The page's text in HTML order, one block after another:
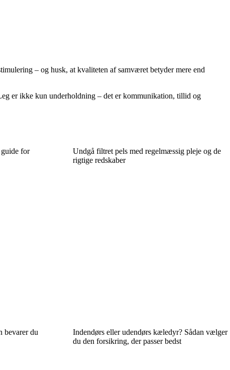
– og husk, at kvaliteten af samværet betyder mere end
er ikke kun underholdning – det er kommunikation, tillid og
for
Undgå filtret pels med regelmæssig pleje og de
rigtige redskaber
bevarer du
Indendørs eller udendørs kæledyr? Sådan vælger
du den forsikring, der passer bedst